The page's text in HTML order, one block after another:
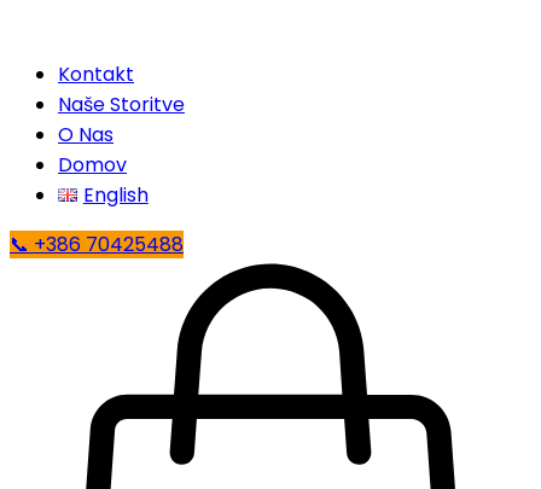
Kontakt
Naše Storitve
O Nas
Domov
English
📞 +386 70425488